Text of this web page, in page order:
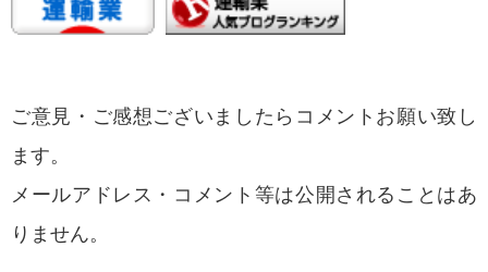
ご意見・ご感想ございましたらコメントお願い致し
ます。
メールアドレス・コメント等は公開されることはあ
りません。